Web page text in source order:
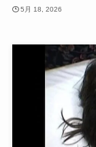
5月 18, 2026